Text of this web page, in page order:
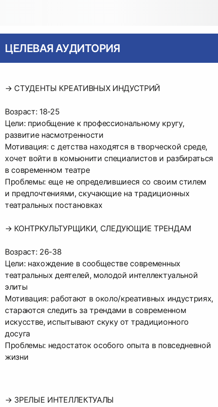
ЦЕЛЕВАЯ АУДИТОРИЯ
→ СТУДЕНТЫ КРЕАТИВНЫХ ИНДУСТРИЙ
Возраст: 18-25
Цели: приобщение к профессиональному кругу,
развитие насмотренности
Мотивация: с детства находятся в творческой среде,
хочет войти в комьюнити специалистов и разбираться
в современном театре
Проблемы: еще не определившиеся со своим стилем
и предпочтениями, скучающие на традиционных
театральных постановках
→ КОНТРКУЛЬТУРЩИКИ, СЛЕДУЮЩИЕ ТРЕНДАМ
Возраст: 26-38
Цели: нахождение в сообществе современных
театральных деятелей, молодой интеллектуальной
элиты
Мотивация: работают в около/креативных индустриях,
стараются следить за трендами в современном
искусстве, испытывают скуку от традиционного
досуга
Проблемы: недостаток особого опыта в повседневной
жизни
→ ЗРЕЛЫЕ ИНТЕЛЛЕКТУАЛЫ